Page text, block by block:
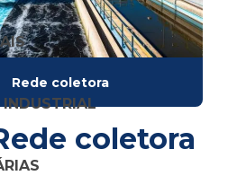
de estação de tratamento
de ete
Rede coletora
coletora